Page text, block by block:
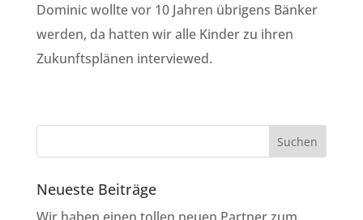
Dominic wollte vor 10 Jahren übrigens Bänker
werden, da hatten wir alle Kinder zu ihren
Zukunftsplänen interviewed.
Neueste Beiträge